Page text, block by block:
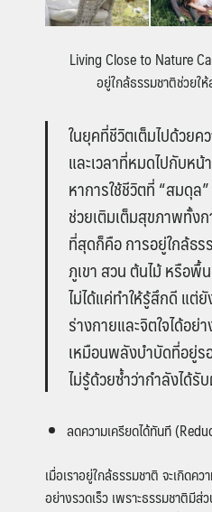
Living Close to Nature
อยู่ใกล้ธรรมชาติช่วยใ
ในยุคที่ชีวิตเต็มไปด้วยค
และเวลาที่หมดไปกับห
หาการใช้ชีวิตที่ “สมดุล
ช่วยเติมเต็มสุขภาพทั้งก
ที่สุดก็คือ การอยู่ใกล้ธร
ภูเขา สวน ต้นไม้ หรือพื้
ไม่ได้แค่ทำให้รู้สึกดี แ
ร่างกายและจิตใจได้อย่
เหมือนพลังบำบัดที่อยู่ร
ไม่รู้ด้วยซ้ำว่ากำลังได้
ลดความเครียดได้ทันที
เมื่อเราอยู่ใกล้ธรรมชาติ จะเกิดคว
อย่างรวดเร็ว เพราะธรรมชาติมี